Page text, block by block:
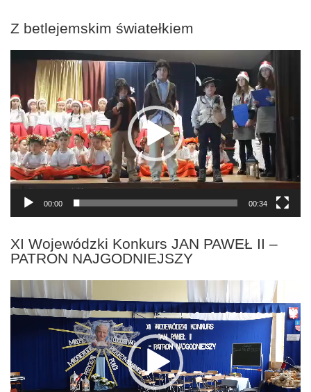
Z betlejemskim światełkiem
Odtwarzacz
00:00 00:34
XI Wojewódzki Konkurs JAN PAWEŁ II –
PATRON NAJGODNIEJSZY
Odtwarzacz
video